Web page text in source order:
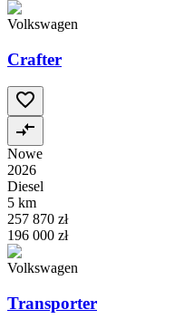
Volkswagen
Crafter
Nowe
2026
Diesel
5 km
257 870 zł
196 000 zł
Volkswagen
Transporter